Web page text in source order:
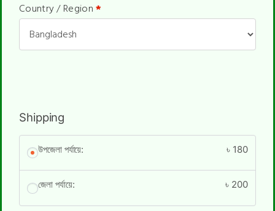
Country / Region*
Shipping
উপজেলা পর্যায়ে: ৳ 180
জেলা পর্যায়ে: ৳ 200